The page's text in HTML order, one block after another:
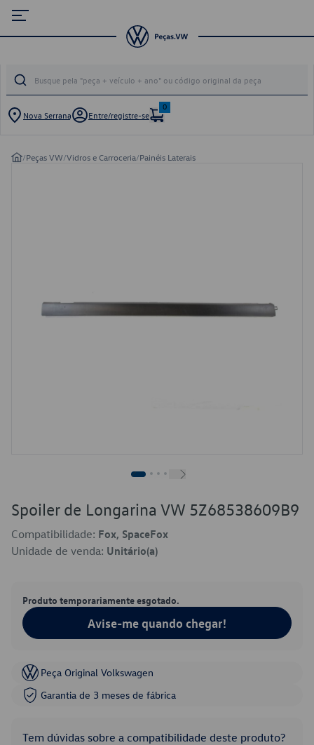
Nova Serrana Entre/registre-se
0
/Peças VW/Vidros e Carroceria/Painéis Laterais
Spoiler de Longarina VW 5Z68538609B9
Compatibilidade: Fox, SpaceFox
Unidade de venda: Unitário(a)
Produto temporariamente esgotado.
Avise-me quando chegar!
Peça Original Volkswagen
Garantia de 3 meses de fábrica
Tem dúvidas sobre a compatibilidade deste produto?